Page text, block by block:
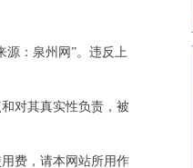
：泉州网”。违反上
对其真实性负责，被
费，请本网站所用作